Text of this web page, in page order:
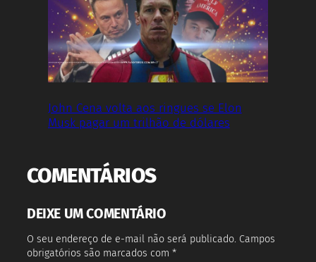
John Cena volta aos ringues se Elon
Musk pagar um trilhão de dólares
COMENTÁRIOS
DEIXE UM COMENTÁRIO
O seu endereço de e-mail não será publicado. Campos
obrigatórios são marcados com *